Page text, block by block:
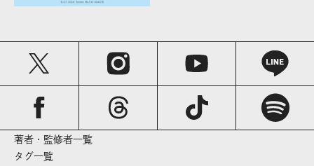
著者・監修者一覧
タグ一覧